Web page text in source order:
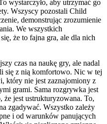
wystarczyło, aby utrzymać go
Wszyscy pozostali Child
demonstrując zrozumienie
We wszystkich
że to fajna gra, ale dla nich
czas na naukę gry, ale nadal
się z nią komfortowo. Nic w tej
który nie jest zaznajomiony z
grami. Sama rozgrywka jest
jest ustrukturyzowana. To,
zgadywać. Wszystko zależy
i od warunków panujących